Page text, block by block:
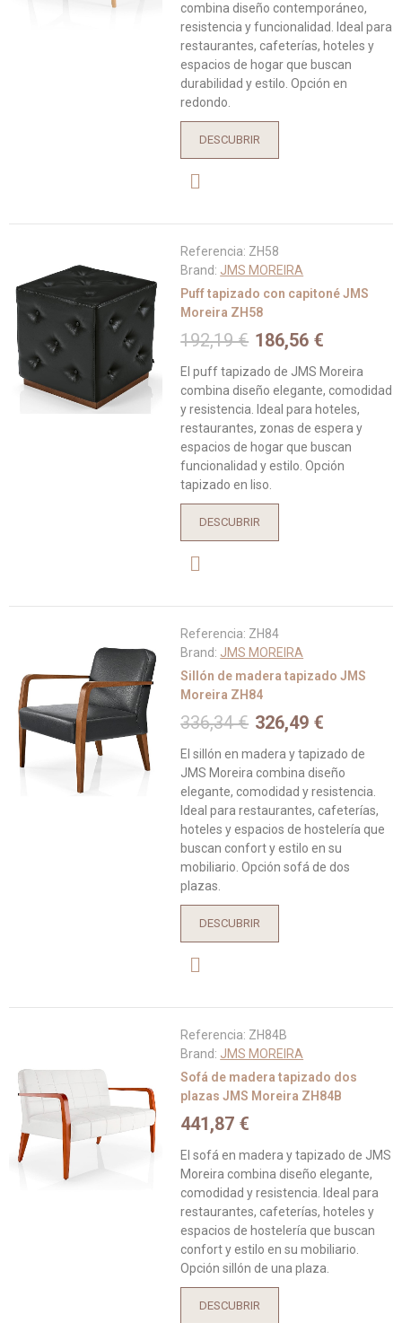
combina diseño contemporáneo,
resistencia y funcionalidad. Ideal para
restaurantes, cafeterías, hoteles y
espacios de hogar que buscan
durabilidad y estilo. Opción en
redondo.
DESCUBRIR
Referencia: ZH58
Brand: JMS MOREIRA
Puff tapizado con capitoné JMS
Moreira ZH58
192,19 € 186,56 €
El puff tapizado de JMS Moreira
combina diseño elegante, comodidad
y resistencia. Ideal para hoteles,
restaurantes, zonas de espera y
espacios de hogar que buscan
funcionalidad y estilo. Opción
tapizado en liso.
DESCUBRIR
Referencia: ZH84
Brand: JMS MOREIRA
Sillón de madera tapizado JMS
Moreira ZH84
336,34 € 326,49 €
El sillón en madera y tapizado de
JMS Moreira combina diseño
elegante, comodidad y resistencia.
Ideal para restaurantes, cafeterías,
hoteles y espacios de hostelería que
buscan confort y estilo en su
mobiliario. Opción sofá de dos
plazas.
DESCUBRIR
Referencia: ZH84B
Brand: JMS MOREIRA
Sofá de madera tapizado dos
plazas JMS Moreira ZH84B
441,87 €
El sofá en madera y tapizado de JMS
Moreira combina diseño elegante,
comodidad y resistencia. Ideal para
restaurantes, cafeterías, hoteles y
espacios de hostelería que buscan
confort y estilo en su mobiliario.
Opción sillón de una plaza.
DESCUBRIR